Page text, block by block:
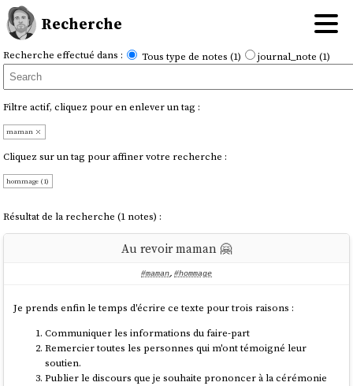
Recherche
Recherche effectué dans : Tous type de notes (1) journal_note (1)
Filtre actif, cliquez pour en enlever un tag :
maman
Cliquez sur un tag pour affiner votre recherche :
hommage (1)
Résultat de la recherche (1 notes) :
Au revoir maman 🤗
#maman, #hommage
Je prends enfin le temps d'écrire ce texte pour trois raisons :
Communiquer les informations du faire-part
Remercier toutes les personnes qui m'ont témoigné leur
soutien.
Publier le discours que je souhaite prononcer à la cérémonie